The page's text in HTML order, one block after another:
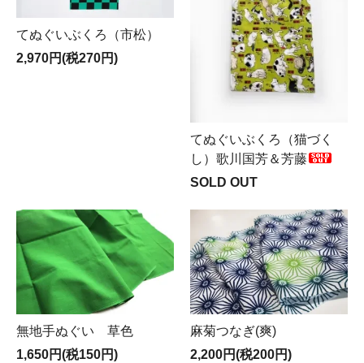
てぬぐいぶくろ（市松）
2,970円(税270円)
てぬぐいぶくろ（猫づく
し）歌川国芳＆芳藤
SOLD OUT
無地手ぬぐい 草色
1,650円(税150円)
麻菊つなぎ(爽)
2,200円(税200円)